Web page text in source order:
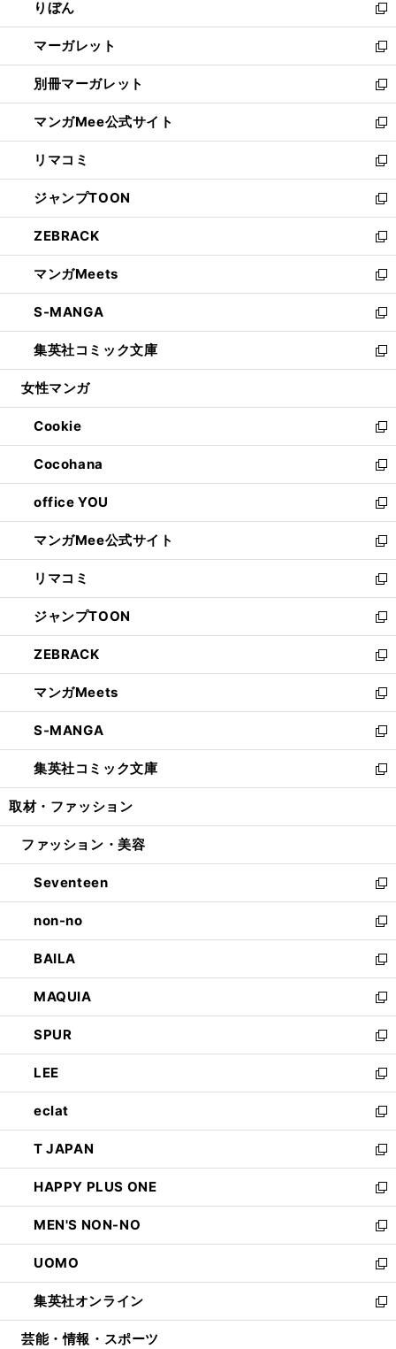
く
で
開
く
ド
ウ
で
開
く
ィ
ン
ド
ウ
で
開
く
りぼん
新
し
い
ウ
ィ
ン
ド
ウ
で
開
く
マーガレット
新
し
い
ウ
ィ
ン
ド
ウ
で
開
く
別冊マーガレット
新
し
い
ウ
ィ
ン
ド
ウ
で
開
く
マンガMee公式サイト
新
し
い
ウ
ィ
ン
ド
ウ
で
開
く
リマコミ
新
し
い
ウ
ィ
ン
ド
ウ
で
開
く
ジャンプTOON
新
し
い
ウ
ィ
ン
ド
ウ
で
開
ZEBRACK
新
し
い
ウ
ィ
ン
ド
ウ
開
く
マンガMeets
新
し
い
ウ
ィ
ン
ウ
で
開
く
S-MANGA
新
し
い
ウ
ン
ド
ウ
で
開
く
集英社コミック文庫
新
し
ウ
ィ
ン
ド
ウ
で
開
く
女性マンガ
Cookie
新
し
い
ウ
ィ
ン
ド
ウ
で
開
く
Cocohana
新
し
い
ウ
ィ
ン
ド
ウ
で
開
く
office YOU
新
し
い
ウ
ィ
ン
ド
ウ
で
開
く
マンガMee公式サイト
新
し
い
ウ
ィ
ン
ド
ウ
で
開
く
リマコミ
新
し
い
ウ
ィ
ン
ド
ウ
で
開
く
ジャンプTOON
新
し
い
ウ
ィ
ン
ド
ウ
で
開
ZEBRACK
新
し
い
ウ
ィ
ン
ド
ウ
開
マンガMeets
新
し
い
ウ
ィ
ン
ウ
開
く
S-MANGA
新
し
い
ウ
ン
ウ
で
開
く
集英社コミック文庫
新
し
ウ
ン
ド
ウ
で
開
く
取材・ファッション
ファッション・美容
Seventeen
新
し
い
ウ
ィ
ン
ド
ウ
で
開
く
non-no
新
し
い
ウ
ィ
ン
ド
ウ
で
開
く
BAILA
新
し
い
ウ
ィ
ン
ド
ウ
で
開
く
MAQUIA
新
し
い
ウ
ィ
ン
ド
ウ
で
開
く
SPUR
新
し
い
ウ
ィ
ン
ド
ウ
で
開
く
LEE
新
し
い
ウ
ィ
ン
ド
ウ
で
開
く
eclat
新
し
い
ウ
ィ
ン
ド
ウ
で
開
く
T JAPAN
新
し
い
ウ
ィ
ン
ド
ウ
で
開
HAPPY PLUS ONE
新
し
い
ウ
ィ
ン
ド
ウ
MEN'S NON-NO
新
し
い
ウ
ィ
ン
UOMO
新
し
い
ウ
集英社オンライン
新
し
芸能・情報・スポーツ